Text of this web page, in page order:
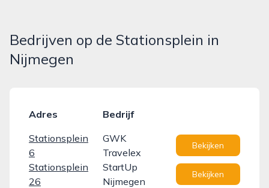
Bedrijven op de Stationsplein in
Nijmegen
Adres
Bedrijf
Stationsplein
6
GWK
Travelex
Bekijken
Stationsplein
26
StartUp
Nijmegen
Bekijken